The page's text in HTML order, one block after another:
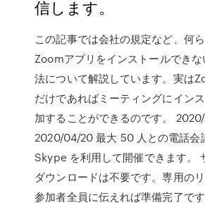
信します。
この記事では会社の規定など、何
Zoomアプリをインストールでき
法について解説しています。実は
だけであればミーティングにイン
加することができるのです。
2020/04/20 最大 50 人との電話会
Skype を利用して開催できます。
ダウンロードは不要です。専用の
参加者全員に伝えれば準備完了で